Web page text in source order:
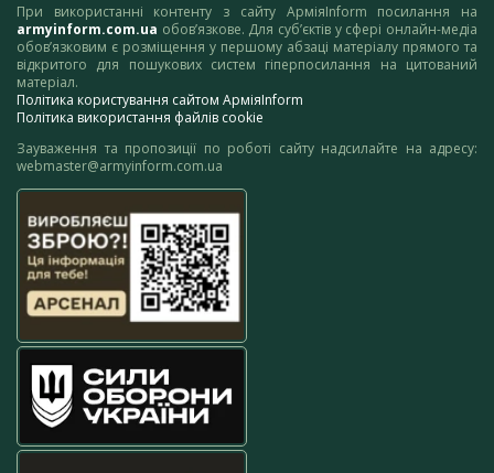
При використанні контенту з сайту АрміяInform посилання на
armyinform.com.ua обов’язкове. Для суб’єктів у сфері онлайн-медіа
обов’язковим є розміщення у першому абзаці матеріалу прямого та
відкритого для пошукових систем гіперпосилання на цитований
матеріал.
Політика користування сайтом АрміяInform
Політика використання файлів cookie
Зауваження та пропозиції по роботі сайту надсилайте на адресу:
webmaster@armyinform.com.ua